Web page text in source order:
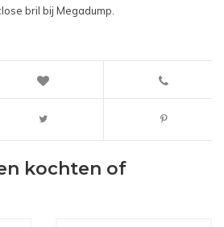
bril bij Megadump.
kochten of